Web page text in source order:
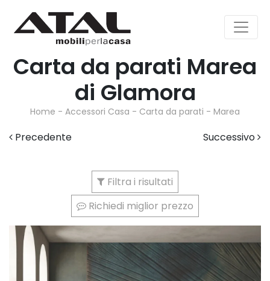
Carta da parati Marea
di Glamora
Home - Accessori Casa - Carta da parati - Marea
Precedente Successivo
Filtra i risultati
Richiedi miglior prezzo